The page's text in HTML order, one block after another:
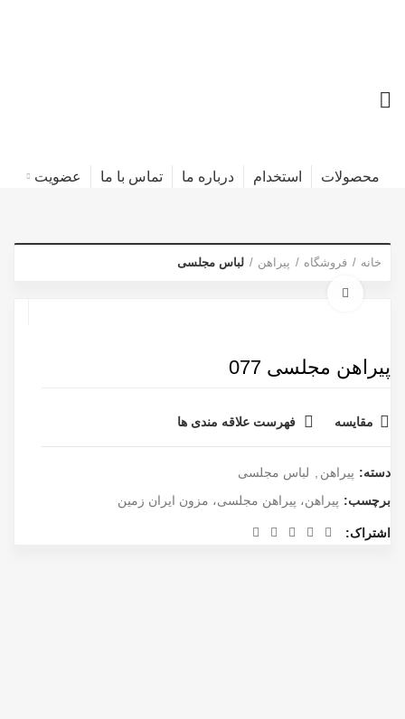
محصولات استخدام درباره ما تماس با ما عضویت
خانه فروشگاه پیراهن لباس مجلسی
پیراهن مجلسی 077
مقایسه فهرست علاقه مندی ها
دسته: پیراهن
لباس مجلسی
برچسب: پیراهن، پیراهن مجلسی، مزون ایران زمین
اشتراک